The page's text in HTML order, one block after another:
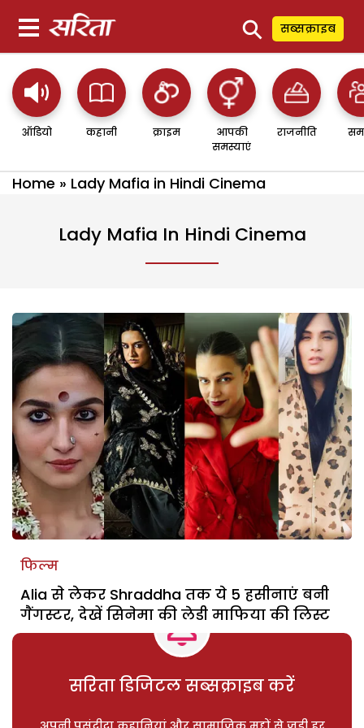
⚲ सब्सक्राइब
ऑडियो कहानी क्राइम
आपकी
समस्याएं
राजनीति
Home » Lady Mafia in Hindi Cinema
Lady Mafia In Hindi Cinema
फिल्म
Alia से लेकर Shraddha तक ये 5 हसीनाएं बनी
गैंगस्टर, देखें सिनेमा की लेडी माफिया की लिस्ट
सरिता डिजिटल सब्सक्राइब करें